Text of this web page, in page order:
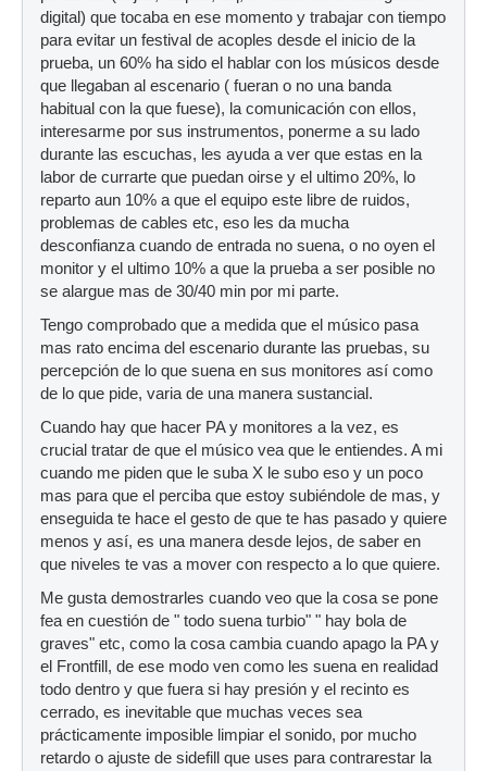
digital) que tocaba en ese momento y trabajar con tiempo
para evitar un festival de acoples desde el inicio de la
prueba, un 60% ha sido el hablar con los músicos desde
que llegaban al escenario ( fueran o no una banda
habitual con la que fuese), la comunicación con ellos,
interesarme por sus instrumentos, ponerme a su lado
durante las escuchas, les ayuda a ver que estas en la
labor de currarte que puedan oirse y el ultimo 20%, lo
reparto aun 10% a que el equipo este libre de ruidos,
problemas de cables etc, eso les da mucha
desconfianza cuando de entrada no suena, o no oyen el
monitor y el ultimo 10% a que la prueba a ser posible no
se alargue mas de 30/40 min por mi parte.
Tengo comprobado que a medida que el músico pasa
mas rato encima del escenario durante las pruebas, su
percepción de lo que suena en sus monitores así como
de lo que pide, varia de una manera sustancial.
Cuando hay que hacer PA y monitores a la vez, es
crucial tratar de que el músico vea que le entiendes. A mi
cuando me piden que le suba X le subo eso y un poco
mas para que el perciba que estoy subiéndole de mas, y
enseguida te hace el gesto de que te has pasado y quiere
menos y así, es una manera desde lejos, de saber en
que niveles te vas a mover con respecto a lo que quiere.
Me gusta demostrarles cuando veo que la cosa se pone
fea en cuestión de " todo suena turbio" " hay bola de
graves" etc, como la cosa cambia cuando apago la PA y
el Frontfill, de ese modo ven como les suena en realidad
todo dentro y que fuera si hay presión y el recinto es
cerrado, es inevitable que muchas veces sea
prácticamente imposible limpiar el sonido, por mucho
retardo o ajuste de sidefill que uses para contrarestar la